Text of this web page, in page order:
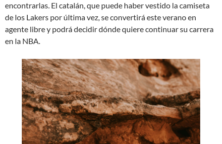
encontrarlas. El catalán, que puede haber vestido la camiseta
de los Lakers por última vez, se convertirá este verano en
agente libre y podrá decidir dónde quiere continuar su carrera
en la NBA.